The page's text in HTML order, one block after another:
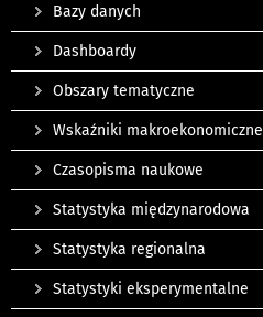
Bazy danych
Dashboardy
Obszary tematyczne
Wskaźniki makroekonomiczne
Czasopisma naukowe
Statystyka międzynarodowa
Statystyka regionalna
Statystyki eksperymentalne